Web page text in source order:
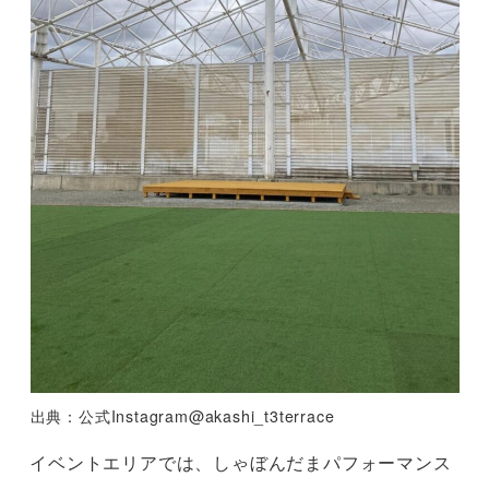
出典：公式Instagram@akashi_t3terrace
イベントエリアでは、しゃぼんだまパフォーマンス